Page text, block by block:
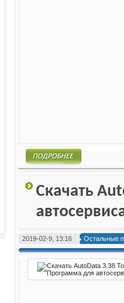
Скачать
2019-02-9, 13:16 Остальные